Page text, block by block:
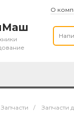
О
Запчасти / Запчасти